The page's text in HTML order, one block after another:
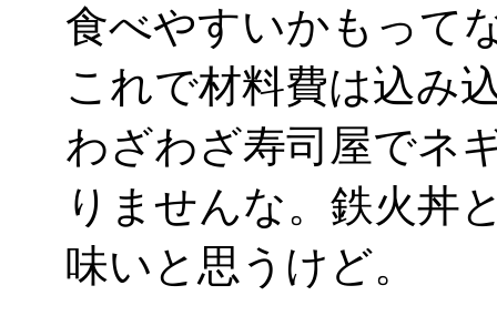
食べやすいかもって
これで材料費は込み
わざわざ寿司屋でネ
りませんな。鉄火丼
味いと思うけど。